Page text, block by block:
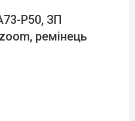
P50, ЗП
ремінець